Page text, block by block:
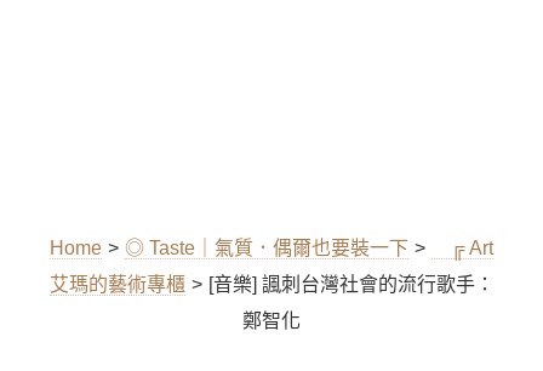
Home > ◎ Taste｜氣質．偶爾也要裝一下 >
╔ Art
艾瑪的藝術專櫃 > [音樂] 諷刺台灣社會的流行歌手：
鄭智化